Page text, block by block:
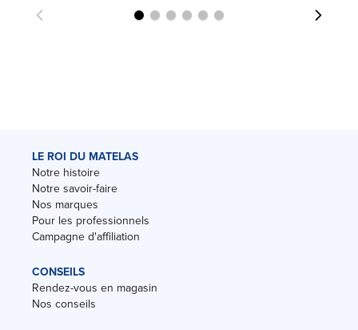
LE ROI DU MATELAS
Notre histoire
Notre savoir-faire
Nos marques
Pour les professionnels
Campagne d'affiliation
CONSEILS
Rendez-vous en magasin
Nos conseils